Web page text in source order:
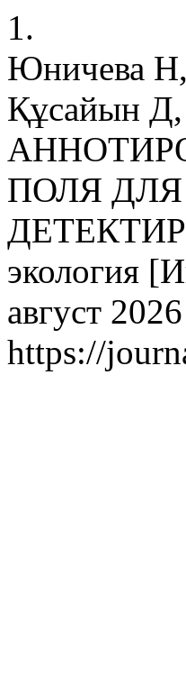
1.
Юничева
Құсайын
ПОЛЯ
экология
август
https://